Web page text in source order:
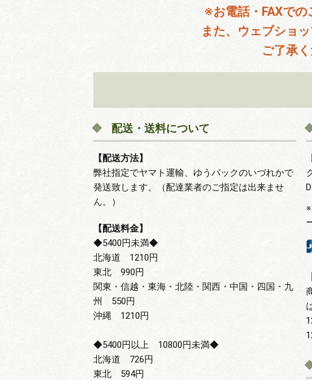
※お電話・FAXでの
また、ウェブショ
ご了承
配送・送料について
【配送方法】
弊社指定でヤマト運輸、ゆうパックのいづれかで
発送致します。（配達業者のご指定は出来ませ
ん。）
【配送料金】
◆5400円未満◆
北海道 1210円
東北 990円
関東・信越・東海・北陸・関西・中国・四国・九
州 550円
沖縄 1210円
◆5400円以上 10800円未満◆
北海道 726円
東北 594円